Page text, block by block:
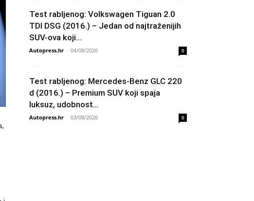
Test rabljenog: Volkswagen Tiguan 2.0
TDI DSG (2016.) – Jedan od najtraženijih
SUV-ova koji...
Autopress.hr - 04/08/2026 0
Test rabljenog: Mercedes-Benz GLC 220
d (2016.) – Premium SUV koji spaja
luksuz, udobnost...
Autopress.hr - 03/08/2026 0